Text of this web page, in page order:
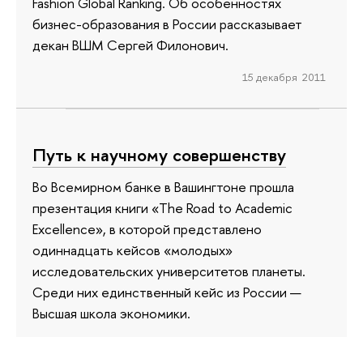
бизнес-образования в России рассказывает
декан ВШМ Сергей Филонович.
15 декабря 2011
Путь к научному совершенству
Во Всемирном банке в Вашингтоне прошла
презентация книги «The Road to Academic
Excellence», в которой представлено
одиннадцать кейсов «молодых»
исследовательских университетов планеты.
Среди них единственный кейс из России —
Высшая школа экономики.